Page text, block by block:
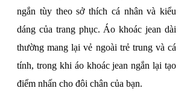
ngắn tùy theo sở thích cá nhân và kiểu
dáng của trang phục. Áo khoác jean dài
thường mang lại vẻ ngoài trẻ trung và cá
tính, trong khi áo khoác jean ngắn lại tạo
điểm nhấn cho đôi chân của bạn.